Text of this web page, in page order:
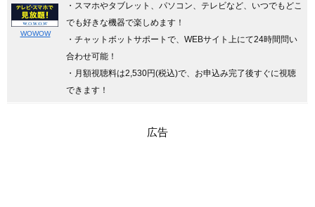
WOWOW
・スマホやタブレット、パソコン、テレビなど、いつでもどこ
でも好きな機器で楽しめます！
・チャットボットサポートで、WEBサイト上にて24時間問い
合わせ可能！
・月額視聴料は2,530円(税込)で、お申込み完了後すぐに視聴
できます！
広告